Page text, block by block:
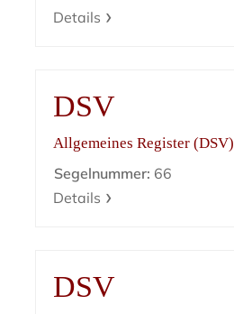
Details
DSV
Allgemeines Register (DSV)
Segelnummer: 66
Details
DSV